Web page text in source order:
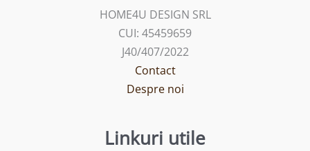
HOME4U DESIGN SRL
CUI: 45459659
J40/407/2022
Contact
Despre noi
Linkuri utile